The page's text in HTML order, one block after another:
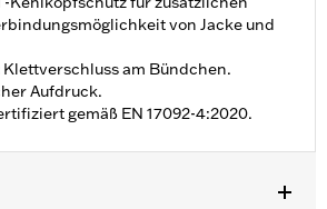
von Jacke und
Klettverschluss am Bündchen.
Aufdruck.
gemäß EN 17092-4:2020.